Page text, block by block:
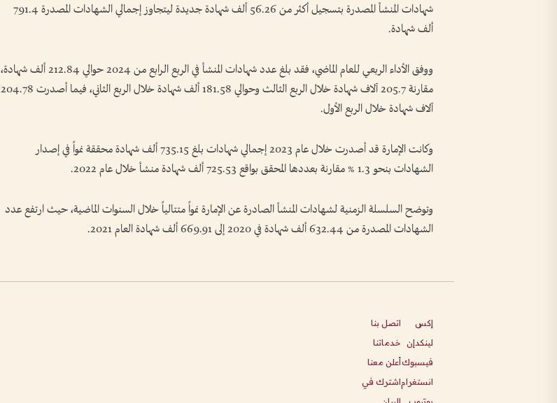
شهادات المنشأ المصدرة بتسجيل أكثر من 56.26 ألف شهادة جديدة ليتجاوز إجمالي الشهادات المصدرة 791.4
ألف شهادة.
ووفق الأداء الربعي للعام الماضي، فقد بلغ عدد شهادات المنشأ في الربع الرابع من 2024 حوالي 212.84 ألف شهادة،
مقارنة 205.7 آلاف شهادة خلال الربع الثالث وحوالي 181.58 ألف شهادة خلال الربع الثاني، فيما أصدرت 204.78
آلاف شهادة خلال الربع الأول.
وكانت الإمارة قد أصدرت خلال عام 2023 إجمالي شهادات بلغ 735.15 ألف شهادة محققة نمواً في إصدار
الشهادات بنحو 1.3 % مقارنة بعددها المحقق بواقع 725.53 ألف شهادة منشأ خلال عام 2022.
وتوضح السلسلة الزمنية لشهادات المنشأ الصادرة عن الإمارة نمواً متتالياً خلال السنوات الماضية، حيث ارتفع عدد
الشهادات المصدرة من 632.44 ألف شهادة في 2020 إلى 669.91 ألف شهادة العام 2021.
إكس
لينكدإن
فيسبوك
انستغرام
اتصل بنا
خدماتنا
أعلن معنا
اشترك في